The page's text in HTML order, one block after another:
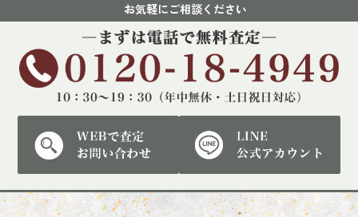
お気軽にご相談ください